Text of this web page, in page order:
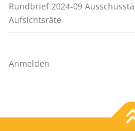
Rundbrief 2024-09
Aufsichtsräte
Anmelden